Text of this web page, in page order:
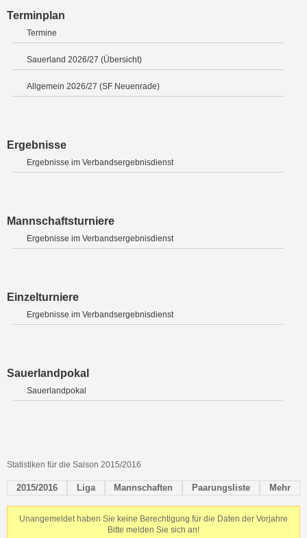
Terminplan
Termine
Sauerland 2026/27 (Übersicht)
Allgemein 2026/27 (SF Neuenrade)
Ergebnisse
Ergebnisse im Verbandsergebnisdienst
Mannschaftsturniere
Ergebnisse im Verbandsergebnisdienst
Einzelturniere
Ergebnisse im Verbandsergebnisdienst
Sauerlandpokal
Sauerlandpokal
Statistiken für die Saison 2015/2016
2015/2016 Liga Mannschaften Paarungsliste Mehr
Unangemeldet haben Sie keine Berechtigung für die Daten der Vorjahre
Bitte melden Sie sich an!